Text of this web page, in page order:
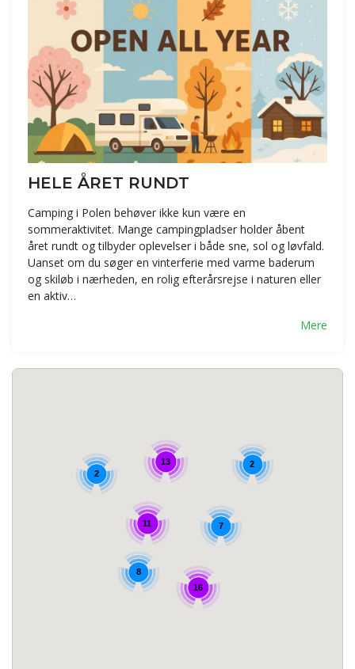
HELE ÅRET RUNDT
Camping i Polen behøver ikke kun være en
sommeraktivitet. Mange campingpladser holder åbent
året rundt og tilbyder oplevelser i både sne, sol og løvfald.
Uanset om du søger en vinterferie med varme baderum
og skiløb i nærheden, en rolig efterårsrejse i naturen eller
en aktiv…
Mere
16
13
11
8
2
2
7